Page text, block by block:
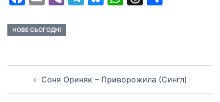
НОВЕ СЬОГОДНІ
navigationСоня Ориняк – Приворожила (Сингл)